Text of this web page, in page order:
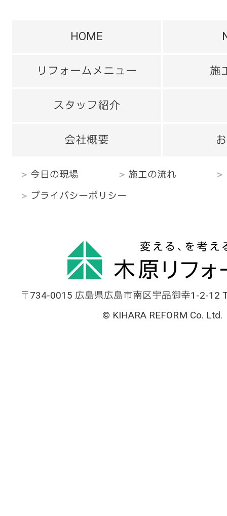
HOME
リフォームメニュー 施
スタッフ紹介
会社概要
今日の現場 施工の流れ
プライバシーポリシー
〒734-0015 広島県広島市南区宇品御幸1-2-12
© KIHARA REFORM Co. Ltd.